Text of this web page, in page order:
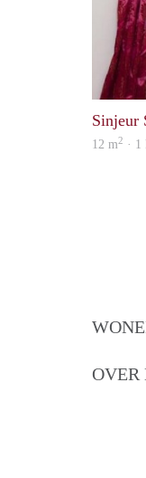
Sinjeur
12 m2 · 1
OVER